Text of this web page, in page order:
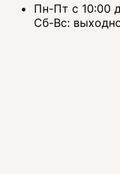
Пн-Пт с 10:00
Сб-Вс: